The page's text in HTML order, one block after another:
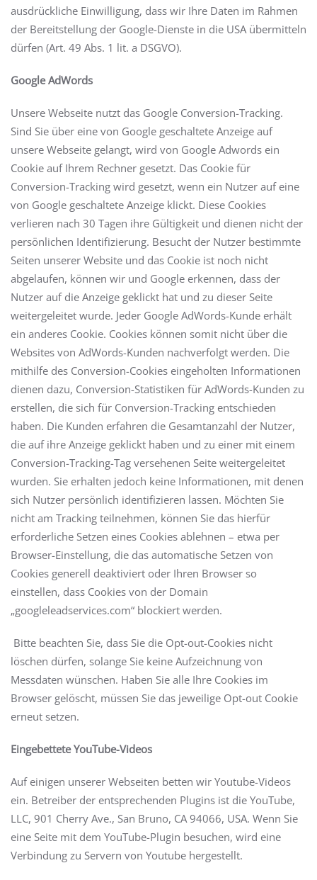
ausdrückliche Einwilligung, dass wir Ihre Daten im Rahmen
der Bereitstellung der Google-Dienste in die USA übermitteln
dürfen (Art. 49 Abs. 1 lit. a DSGVO).
Google AdWords
Unsere Webseite nutzt das Google Conversion-Tracking.
Sind Sie über eine von Google geschaltete Anzeige auf
unsere Webseite gelangt, wird von Google Adwords ein
Cookie auf Ihrem Rechner gesetzt. Das Cookie für
Conversion-Tracking wird gesetzt, wenn ein Nutzer auf eine
von Google geschaltete Anzeige klickt. Diese Cookies
verlieren nach 30 Tagen ihre Gültigkeit und dienen nicht der
persönlichen Identifizierung. Besucht der Nutzer bestimmte
Seiten unserer Website und das Cookie ist noch nicht
abgelaufen, können wir und Google erkennen, dass der
Nutzer auf die Anzeige geklickt hat und zu dieser Seite
weitergeleitet wurde. Jeder Google AdWords-Kunde erhält
ein anderes Cookie. Cookies können somit nicht über die
Websites von AdWords-Kunden nachverfolgt werden. Die
mithilfe des Conversion-Cookies eingeholten Informationen
dienen dazu, Conversion-Statistiken für AdWords-Kunden zu
erstellen, die sich für Conversion-Tracking entschieden
haben. Die Kunden erfahren die Gesamtanzahl der Nutzer,
die auf ihre Anzeige geklickt haben und zu einer mit einem
Conversion-Tracking-Tag versehenen Seite weitergeleitet
wurden. Sie erhalten jedoch keine Informationen, mit denen
sich Nutzer persönlich identifizieren lassen. Möchten Sie
nicht am Tracking teilnehmen, können Sie das hierfür
erforderliche Setzen eines Cookies ablehnen – etwa per
Browser-Einstellung, die das automatische Setzen von
Cookies generell deaktiviert oder Ihren Browser so
einstellen, dass Cookies von der Domain
„googleleadservices.com“ blockiert werden.
Bitte beachten Sie, dass Sie die Opt-out-Cookies nicht
löschen dürfen, solange Sie keine Aufzeichnung von
Messdaten wünschen. Haben Sie alle Ihre Cookies im
Browser gelöscht, müssen Sie das jeweilige Opt-out Cookie
erneut setzen.
Eingebettete YouTube-Videos
Auf einigen unserer Webseiten betten wir Youtube-Videos
ein. Betreiber der entsprechenden Plugins ist die YouTube,
LLC, 901 Cherry Ave., San Bruno, CA 94066, USA. Wenn Sie
eine Seite mit dem YouTube-Plugin besuchen, wird eine
Verbindung zu Servern von Youtube hergestellt.